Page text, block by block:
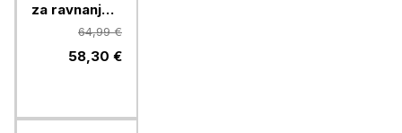
za ravnanje
las Xiaomi64,99 €
58,30 €